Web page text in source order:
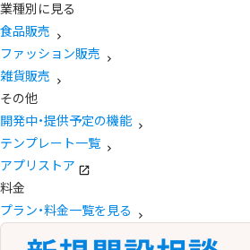
業種別に見る
食品販売
ファッション販売
雑貨販売
その他
開発中・提供予定の機能
テンプレート一覧
アプリストア
料金
プラン・料金一覧を見る